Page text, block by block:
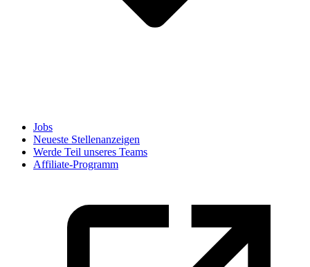
Jobs
Neueste Stellenanzeigen
Werde Teil unseres Teams
Affiliate-Programm